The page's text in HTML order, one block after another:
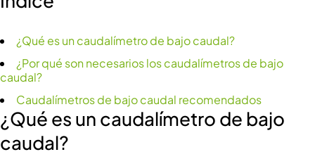
¿Qué es un caudalímetro de bajo caudal?
¿Por qué son necesarios los caudalímetros de bajo
caudal?
Caudalímetros de bajo caudal recomendados
¿Qué es un caudalímetro de bajo
caudal?